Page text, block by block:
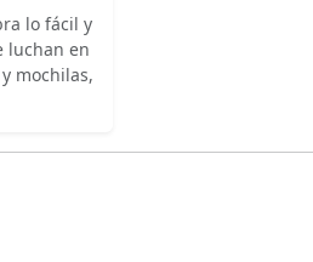
lo fácil y
luchan en
mochilas,